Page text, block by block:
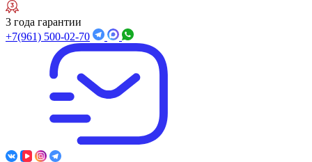
3 года гарантии
+7(961) 500-02-70